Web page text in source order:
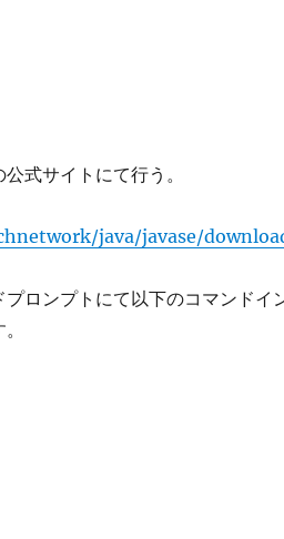
式サイトにて行う。
java/javase/
ロンプトにて以下のコマンドイ